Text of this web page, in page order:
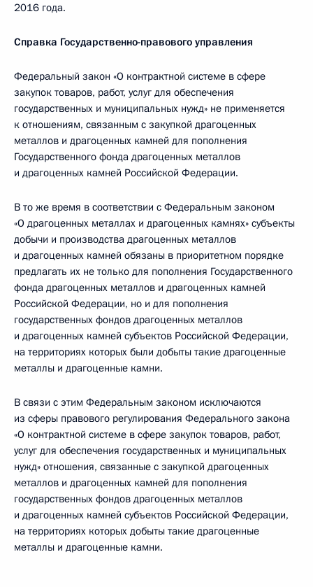
2016 года.
Справка Государственно-правового управления
Федеральный закон «О контрактной системе в сфере
закупок товаров, работ, услуг для обеспечения
государственных и муниципальных нужд» не применяется
к отношениям, связанным с закупкой драгоценных
металлов и драгоценных камней для пополнения
Государственного фонда драгоценных металлов
и драгоценных камней Российской Федерации.
В то же время в соответствии с Федеральным законом
«О драгоценных металлах и драгоценных камнях» субъекты
добычи и производства драгоценных металлов
и драгоценных камней обязаны в приоритетном порядке
предлагать их не только для пополнения Государственного
фонда драгоценных металлов и драгоценных камней
Российской Федерации, но и для пополнения
государственных фондов драгоценных металлов
и драгоценных камней субъектов Российской Федерации,
на территориях которых были добыты такие драгоценные
металлы и драгоценные камни.
В связи с этим Федеральным законом исключаются
из сферы правового регулирования Федерального закона
«О контрактной системе в сфере закупок товаров, работ,
услуг для обеспечения государственных и муниципальных
нужд» отношения, связанные с закупкой драгоценных
металлов и драгоценных камней для пополнения
государственных фондов драгоценных металлов
и драгоценных камней субъектов Российской Федерации,
на территориях которых добыты такие драгоценные
металлы и драгоценные камни.